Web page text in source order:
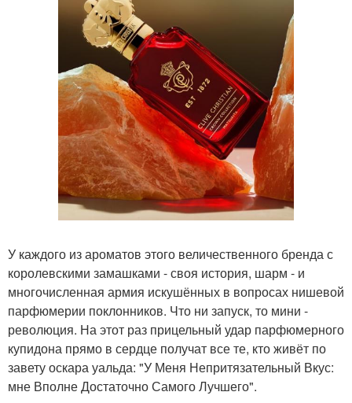
У каждого из ароматов этого величественного бренда с
королевскими замашками - своя история, шарм - и
многочисленная армия искушённых в вопросах нишевой
парфюмерии поклонников. Что ни запуск, то мини -
революция. На этот раз прицельный удар парфюмерного
купидона прямо в сердце получат все те, кто живёт по
завету оскара уальда: "У Меня Непритязательный Вкус:
мне Вполне Достаточно Самого Лучшего".